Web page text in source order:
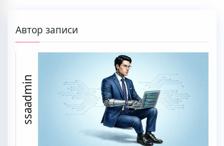
Автор записи
ssaadmin